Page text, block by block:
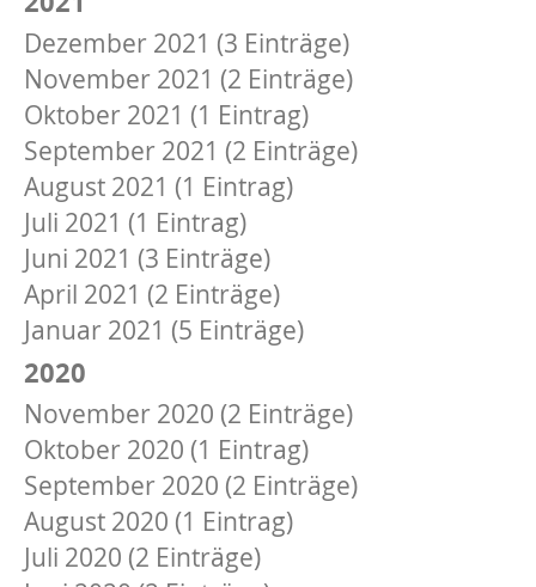
Dezember 2021 (3 Einträge)
November 2021 (2 Einträge)
Oktober 2021 (1 Eintrag)
September 2021 (2 Einträge)
August 2021 (1 Eintrag)
Juli 2021 (1 Eintrag)
Juni 2021 (3 Einträge)
April 2021 (2 Einträge)
Januar 2021 (5 Einträge)
2020
November 2020 (2 Einträge)
Oktober 2020 (1 Eintrag)
September 2020 (2 Einträge)
August 2020 (1 Eintrag)
Juli 2020 (2 Einträge)